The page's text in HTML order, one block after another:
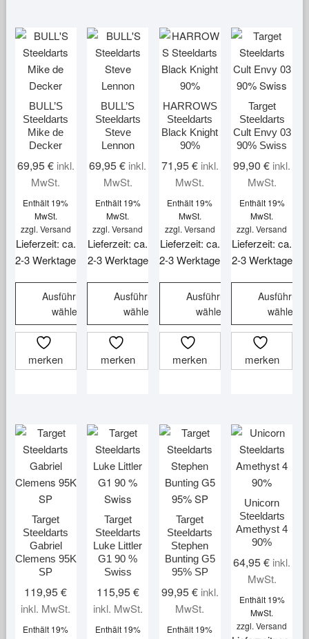
BULL’S
Steeldarts
Mike de
Decker
69,95€ inkl.
MwSt.
Enthält 19%
MwSt.
zzgl. Versand
Lieferzeit: ca.
2-3 Werktage
Ausführung
wählen
Dieses
Produkt
weist
Die
Optionen
können
auf
der
Produktseite
gewählt
werden
merken
BULL’S
Steeldarts
Steve
Lennon
69,95€ inkl.
MwSt.
Enthält 19%
MwSt.
zzgl.Versand
Lieferzeit: ca.
2-3 Werktage
Ausführung
wählen
Dieses
Produkt
weist
Die
Optionen
können
auf
der
Produktseite
gewählt
werden
merken
HARROWS
Steeldarts
Black Knight
90%
71,95€ inkl.
MwSt.
Enthält 19%
MwSt.
zzgl. Versand
Lieferzeit: ca.
2-3 Werktage
Ausführung
wählen
Dieses
Produkt
weist
Die
Optionen
können
auf
der
Produktseite
gewählt
werden
merken
Target
Steeldarts
Cult Envy 03
90% Swiss
99,90€ inkl.
MwSt.
Enthält 19%
MwSt.
zzgl.Versand
Lieferzeit: ca.
2-3 Werktage
Ausführung
wählen
Dieses
Produkt
weist
Die
Optionen
können
auf
der
gewählt
werden
merken
Target
Steeldarts
Gabriel
Clemens 95K
SP
119,95€
inkl. MwSt.
Enthält 19%
Target
Steeldarts
Luke Littler
G1 90 %
Swiss
115,95€
inkl. MwSt.
Enthält 19%
Target
Steeldarts
Stephen
Bunting G5
95% SP
99,95€ inkl.
MwSt.
Enthält 19%
Unicorn
Steeldarts
Amethyst 4
90%
64,95€ inkl.
MwSt.
Enthält 19%
MwSt.
zzgl.Versand